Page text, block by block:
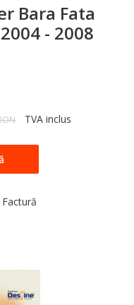
Bara Fata
- 2008
TVA inclus
Factură